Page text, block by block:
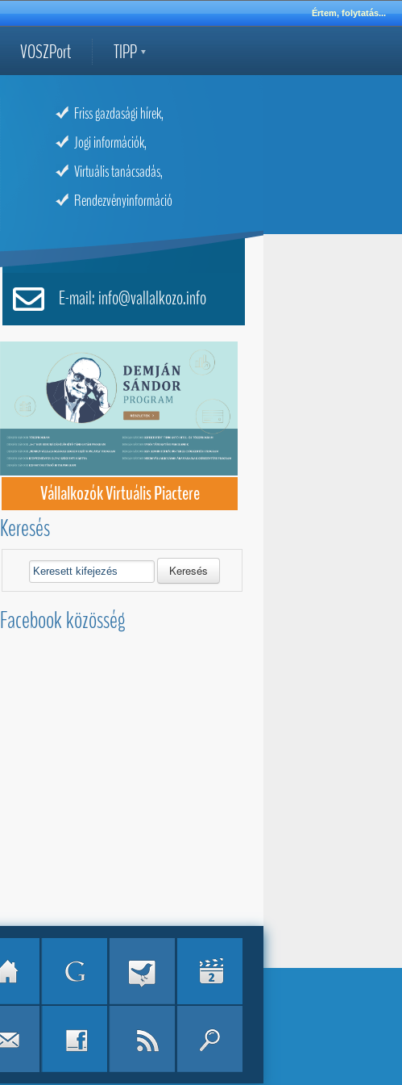
Értem, folytatás...
VOSZPort TIPP
Friss gazdasági hírek,
Jogi információk,
Virtuális tanácsadás,
Rendezvényinformáció
E-mail: info@vallalkozo.info
Vállalkozók Virtuális Piactere
Keresés
Keresés
Facebook közösség